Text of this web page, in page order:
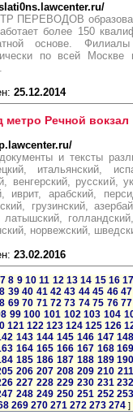
образован
более 150
основе. Филиалы
по всей
25.12.2014
Речной вокзал
и тексты
итальянский,
венгерский, русский,
иврит, арабский,
грузинский,
латышский,
норвежский,
23.02.2016
7 8 9 10 11 12 13 14 15 16
39 40 41 42 43 44 45 46 47
69 70 71 72 73 74 75 76 77
99 100 101 102 103 104
121 122 123 124 125 126
143 144 145 146 147
164 165 166 167 168
185 186 187 188 189
206 207 208 209 210 211
227 228 229 230 231
248 249 250 251 252
269 270 271 272 273 274 ]